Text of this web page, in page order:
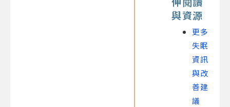
與資源
更多
失眠
資訊
與改
善建
議